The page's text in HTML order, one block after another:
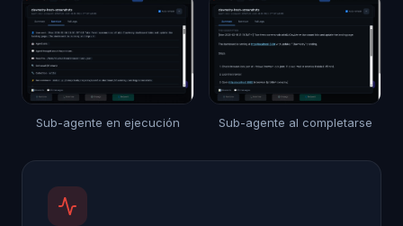
Sub-agente en ejecución Sub-agente al completarse